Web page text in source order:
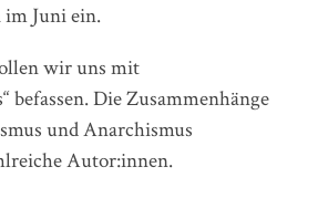
Juni ein.
wir uns mit
befassen. Die Zusammenhänge
und Anarchismus
Autor:innen.